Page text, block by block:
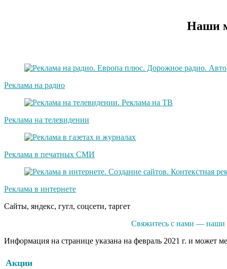
Наши
Реклама на радио
Реклама на телевидении
Реклама в печатных СМИ
Реклама в интернете
Сайты, яндекс, гугл, соцсети, таргет
Свяжитесь с нами — наши
Информация на странице указана на февраль 2021 г. и может
Акции